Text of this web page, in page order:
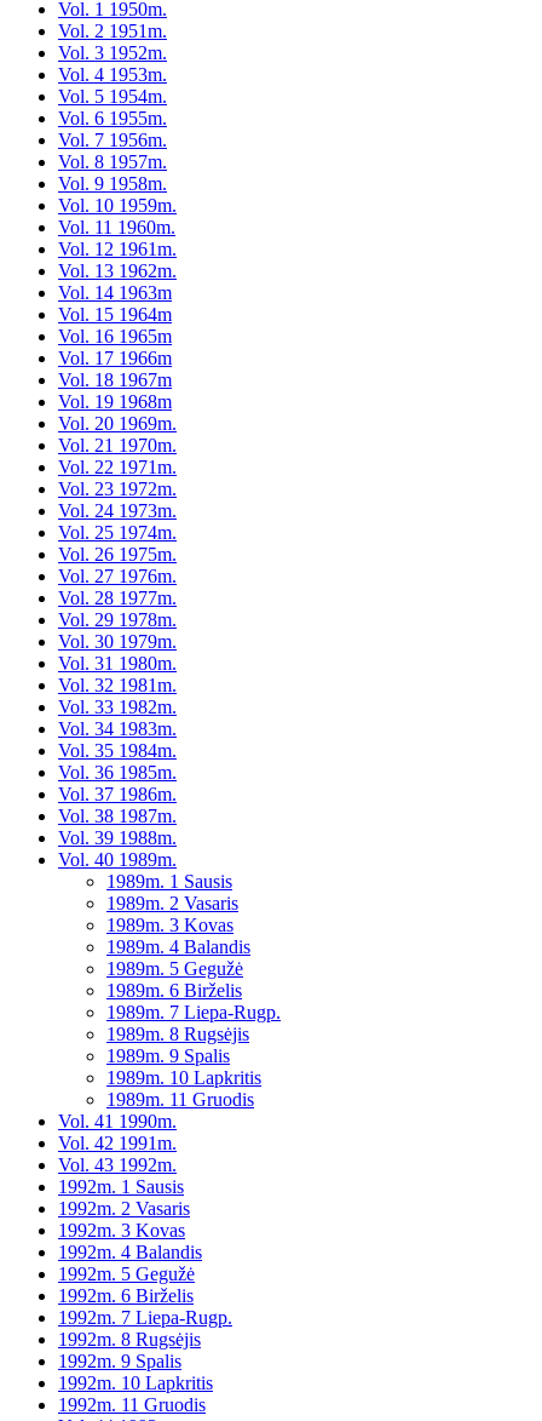
Vol. 1 1950m.
Vol. 2 1951m.
Vol. 3 1952m.
Vol. 4 1953m.
Vol. 5 1954m.
Vol. 6 1955m.
Vol. 7 1956m.
Vol. 8 1957m.
Vol. 9 1958m.
Vol. 10 1959m.
Vol. 11 1960m.
Vol. 12 1961m.
Vol. 13 1962m.
Vol. 14 1963m
Vol. 15 1964m
Vol. 16 1965m
Vol. 17 1966m
Vol. 18 1967m
Vol. 19 1968m
Vol. 20 1969m.
Vol. 21 1970m.
Vol. 22 1971m.
Vol. 23 1972m.
Vol. 24 1973m.
Vol. 25 1974m.
Vol. 26 1975m.
Vol. 27 1976m.
Vol. 28 1977m.
Vol. 29 1978m.
Vol. 30 1979m.
Vol. 31 1980m.
Vol. 32 1981m.
Vol. 33 1982m.
Vol. 34 1983m.
Vol. 35 1984m.
Vol. 36 1985m.
Vol. 37 1986m.
Vol. 38 1987m.
Vol. 39 1988m.
Vol. 40 1989m.
1989m. 1 Sausis
1989m. 2 Vasaris
1989m. 3 Kovas
1989m. 4 Balandis
1989m. 5 Gegužė
1989m. 6 Birželis
1989m. 7 Liepa-Rugp.
1989m. 8 Rugsėjis
1989m. 9 Spalis
1989m. 10 Lapkritis
1989m. 11 Gruodis
Vol. 41 1990m.
Vol. 42 1991m.
Vol. 43 1992m.
1992m. 1 Sausis
1992m. 2 Vasaris
1992m. 3 Kovas
1992m. 4 Balandis
1992m. 5 Gegužė
1992m. 6 Birželis
1992m. 7 Liepa-Rugp.
1992m. 8 Rugsėjis
1992m. 9 Spalis
1992m. 10 Lapkritis
1992m. 11 Gruodis